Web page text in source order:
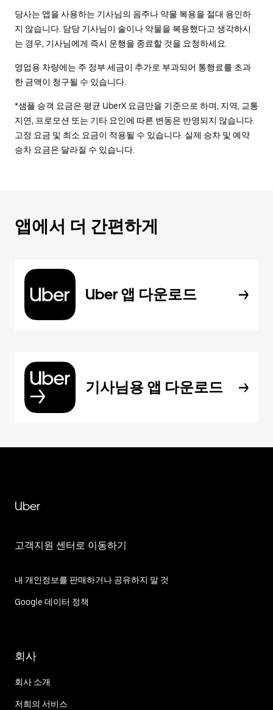
당사는 앱을 사용하는 기사님의 음주나 약물 복용을 절대 용인하
지 않습니다. 담당 기사님이 술이나 약물을 복용했다고 생각하시
는 경우, 기사님에게 즉시 운행을 종료할 것을 요청하세요.
영업용 차량에는 주 정부 세금이 추가로 부과되어 통행료를 초과
한 금액이 청구될 수 있습니다.
*샘플 승객 요금은 평균 UberX 요금만을 기준으로 하며, 지역, 교통
지연, 프로모션 또는 기타 요인에 따른 변동은 반영되지 않습니다.
고정 요금 및 최소 요금이 적용될 수 있습니다. 실제 승차 및 예약
승차 요금은 달라질 수 있습니다.
앱에서 더 간편하게
Uber 앱 다운로드
기사님용 앱 다운로드
Uber
고객지원 센터로 이동하기
내 개인정보를 판매하거나 공유하지 말 것
Google 데이터 정책
회사
회사 소개
저희의 서비스